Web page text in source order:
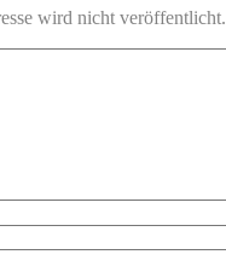
wird nicht veröffentlicht.